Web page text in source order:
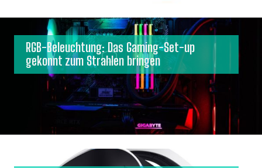
RGB-Beleuchtung: Das Gaming-Set-up
gekonnt zum Strahlen bringen